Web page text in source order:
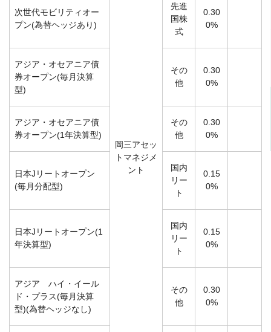
岡三アセッ
トマネジメ
ント
次世代モビリティオー
プン(為替ヘッジあり)
先進
国株
式
0.30
0%
アジア・オセアニア債
券オープン(毎月決算
型)
その
他
0.30
0%
アジア・オセアニア債
券オープン(1年決算型)
その
他
0.30
0%
日本Jリートオープン
(毎月分配型)
国内
リー
ト
0.15
0%
日本Jリートオープン(1
年決算型)
国内
リー
ト
0.15
0%
アジア ハイ・イール
ド・プラス(毎月決算
型)(為替ヘッジなし)
その
他
0.30
0%